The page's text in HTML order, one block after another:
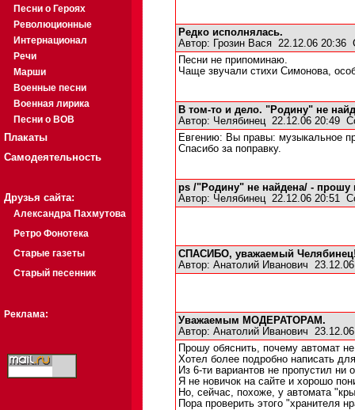
Песни о Героях
Революционные
Интернационал
Речи
Марши
Военные песни
Военная лирика
Песни о ВОВ
Плакаты
Самодеятельность
Друзья сайта:
Александра Пахмутова
Ретро Фонотека
Старые газеты
Старый песенник
Реклама:
Редко исполнялась.
Автор:
Грозин Вася 22.12.06 20:36
Песни не припоминаю.
Чаще звучали стихи Симонова,
В том-то и дело. "Родину" не
Автор: Челябинец22.12.06 20:49
Евгению: Вы правы: музыкальное
Спасибо за поправку.
ps /"Родину" не найдена/ -
Автор: Челябинец22.12.06 20:51
СПАСИБО, уважаемый
Автор: Анатолий Иванович
Уважаемым МОДЕРАТОРАМ.
Автор: Анатолий Иванович
Прошу обяснить, почему автомат
Хотел более подробно написать
Из 6-ти вариантов не пропустил ни
Я не новичок на сайте и хорошо
Но, сейчас, похоже, у автомата
Пора проверить этого "хранителя